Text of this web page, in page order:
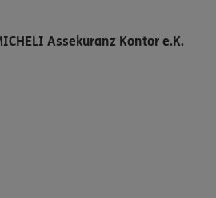
Assekuranz Kontor e.K.